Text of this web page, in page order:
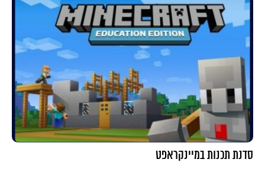
סדנת תכנות במיינקראפט